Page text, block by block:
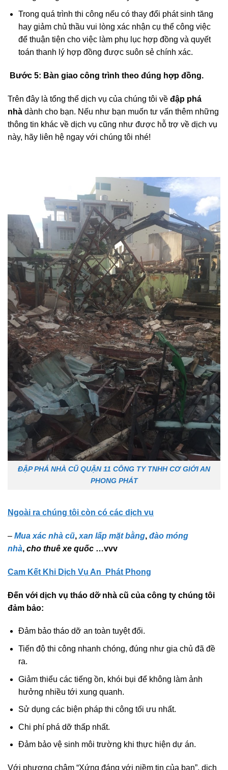
trong thời gian sớm nhất theo yêu cầu khách hàng.
Trong quá trình thi công nếu có thay đổi phát sinh tăng
hay giảm chủ thầu vui lòng xác nhận cụ thể công việc
để thuận tiện cho việc làm phụ lục hợp đồng và quyết
toán thanh lý hợp đồng được suôn sẻ chính xác.
Bàn giao công trình theo đúng hợp đồng.
Trên đây là tổng thể dịch vụ của chúng tôi về
đập phá
nhà
dành cho bạn. Nếu như bạn muốn tư vấn thêm những
thông tin khác về dịch vụ cũng như được hỗ trợ về dịch vụ
này, hãy liên hệ ngay với chúng tôi nhé!
ĐẬP PHÁ NHÀ CŨ QUẬN 11 CÔNG TY TNHH CƠ GIỚI AN
Ngoài ra chúng tôi còn có các dịch vụ
Mua xác nhà cũ xan lấp mặt bằng
đào móng
cho thuê xe quốc
Cam Kết Khi Dịch Vụ A n Phát Phong
Đến với dịch vụ tháo dỡ nhà cũ của công ty chúng tôi
Tiến độ thi công nhanh chóng, đúng như gia chủ đã đề
Giảm thiểu các tiếng ồn, khói bụi để không làm ảnh
hưởng nhiều tới xung quanh.
Sử dụng các biện pháp thi công tối ưu nhất.
Chi phí phá dỡ thấp nhất.